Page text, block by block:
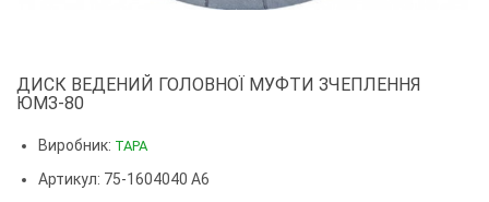
ДИСК ВЕДЕНИЙ ГОЛОВНОЇ МУФТИ ЗЧЕПЛЕННЯ
ЮМЗ-80
Виробник: ТАРА
Артикул: 75-1604040 А6